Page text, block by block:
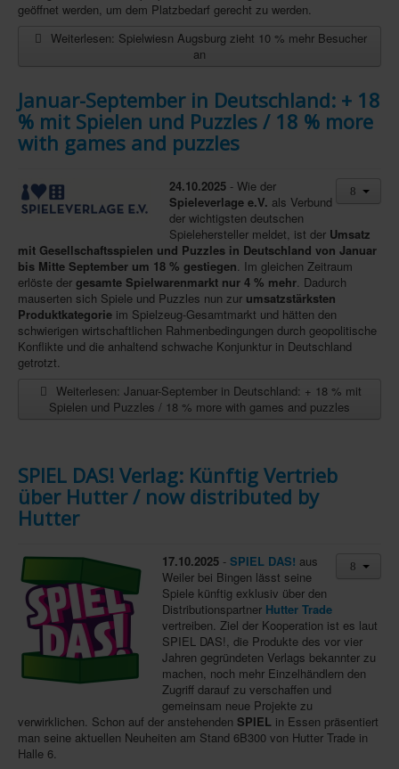
Neuheiten-New Games
Köpfe-Heads
Preise-Awards
Branchen-/Wirtschaftsnews
Crowdfunding
Veranstaltungen-Events
In eigener Sache-On our own behalf
Archivierte Meldungen-News archive
geöffnet werden, um dem Platzbedarf gerecht zu werden.
Weiterlesen: Spielwiesn Augsburg zieht 10 % mehr Besucher
an
Januar-September in Deutschland: + 18
% mit Spielen und Puzzles / 18 % more
with games and puzzles
24.10.2025 - Wie der
Spieleverlage e.V. als Verbund
der wichtigsten deutschen
Spielehersteller meldet, ist der Umsatz
mit Gesellschaftsspielen und Puzzles in Deutschland von Januar
bis Mitte September um 18 % gestiegen. Im gleichen Zeitraum
erlöste der gesamte Spielwarenmarkt nur 4 % mehr. Dadurch
mauserten sich Spiele und Puzzles nun zur umsatzstärksten
Produktkategorie im Spielzeug-Gesamtmarkt und hätten den
schwierigen wirtschaftlichen Rahmenbedingungen durch geopolitische
Konflikte und die anhaltend schwache Konjunktur in Deutschland
getrotzt.
Weiterlesen: Januar-September in Deutschland: + 18 % mit
Spielen und Puzzles / 18 % more with games and puzzles
SPIEL DAS! Verlag: Künftig Vertrieb
über Hutter / now distributed by
Hutter
17.10.2025 - SPIEL DAS! aus
Weiler bei Bingen lässt seine
Spiele künftig exklusiv über den
Distributionspartner Hutter Trade
vertreiben. Ziel der Kooperation ist es laut
SPIEL DAS!, die Produkte des vor vier
Jahren gegründeten Verlags bekannter zu
machen, noch mehr Einzelhändlern den
Zugriff darauf zu verschaffen und
gemeinsam neue Projekte zu
verwirklichen. Schon auf der anstehenden SPIEL in Essen präsentiert
man seine aktuellen Neuheiten am Stand 6B300 von Hutter Trade in
Halle 6.